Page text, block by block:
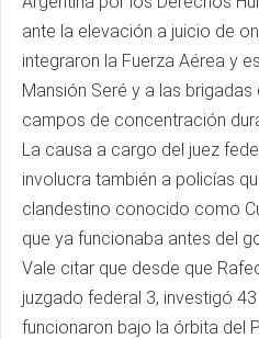
ante la elevación a juicio de
integraron la Fuerza Aérea y
Mansión Seré y a las
campos de concentración
La causa a cargo del juez
involucra también a policías
clandestino conocido como
que ya funcionaba antes del
Vale citar que desde que
juzgado federal 3, investigó
funcionaron bajo la órbita del